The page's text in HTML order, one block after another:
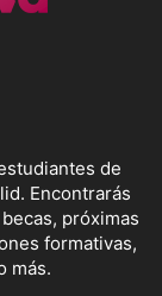
de
Encontrarás
próximas
formativas,
más.